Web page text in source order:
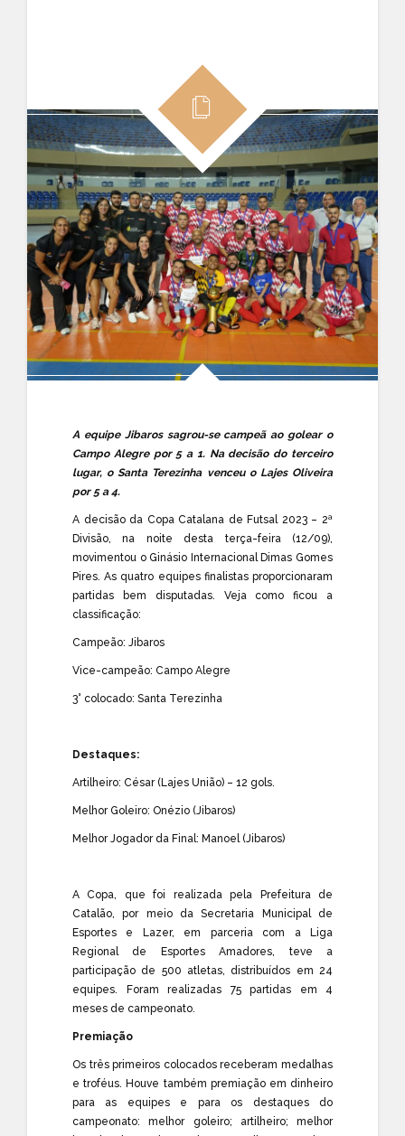
A equipe Jibaros sagrou-se campeã ao golear o
Campo Alegre por 5 a 1. Na decisão do terceiro
lugar, o Santa Terezinha venceu o Lajes Oliveira
por 5 a 4.
A decisão da Copa Catalana de Futsal 2023 – 2ª
Divisão, na noite desta terça-feira (12/09),
movimentou o Ginásio Internacional Dimas Gomes
Pires. As quatro equipes finalistas proporcionaram
partidas bem disputadas. Veja como ficou a
classificação:
Campeão: Jibaros
Vice-campeão: Campo Alegre
3° colocado: Santa Terezinha
Destaques:
Artilheiro: César (Lajes União) – 12 gols.
Melhor Goleiro: Onézio (Jibaros)
Melhor Jogador da Final: Manoel (Jibaros)
A Copa, que foi realizada pela Prefeitura de
Catalão, por meio da Secretaria Municipal de
Esportes e Lazer, em parceria com a Liga
Regional de Esportes Amadores, teve a
participação de 500 atletas, distribuídos em 24
equipes. Foram realizadas 75 partidas em 4
meses de campeonato.
Premiação
Os três primeiros colocados receberam medalhas
e troféus. Houve também premiação em dinheiro
para as equipes e para os destaques do
campeonato: melhor goleiro; artilheiro; melhor